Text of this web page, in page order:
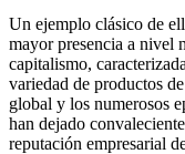
Un ejemplo clásico de
mayor presencia a nivel
capitalismo,
variedad de productos
global y los numerosos
han dejado
reputación empresarial